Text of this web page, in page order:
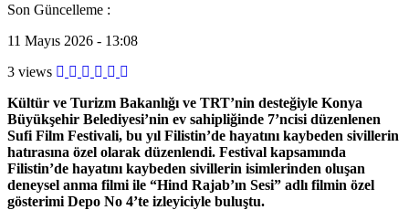
Son Güncelleme :
11 Mayıs 2026 - 13:08
3 views
Kültür ve Turizm Bakanlığı ve TRT’nin desteğiyle Konya
Büyükşehir Belediyesi’nin ev sahipliğinde 7’ncisi düzenlenen
Sufi Film Festivali, bu yıl Filistin’de hayatını kaybeden sivillerin
hatırasına özel olarak düzenlendi. Festival kapsamında
Filistin’de hayatını kaybeden sivillerin isimlerinden oluşan
deneysel anma filmi ile “Hind Rajab’ın Sesi” adlı filmin özel
gösterimi Depo No 4’te izleyiciyle buluştu.